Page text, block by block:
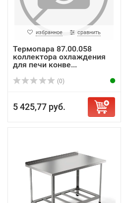
избранное сравнить
Термопара 87.00.058
коллектора охлаждения
для печи конве...
(0)
5 425,77 руб.